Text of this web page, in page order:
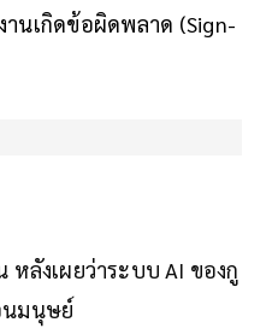
านเกิดข้อผิดพลาด (Sign-
หลังเผยว่าระบบ AI ของกู
นมนุษย์